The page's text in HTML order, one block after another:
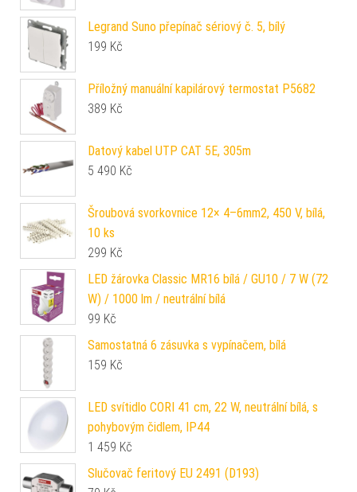
Legrand Suno přepínač sériový č. 5, bílý
199 Kč
Příložný manuální kapilárový termostat P5682
389 Kč
Datový kabel UTP CAT 5E, 305m
5 490 Kč
Šroubová svorkovnice 12× 4–6mm2, 450 V, bílá,
10 ks
299 Kč
LED žárovka Classic MR16 bílá / GU10 / 7 W (72
W) / 1000 lm / neutrální bílá
99 Kč
Samostatná 6 zásuvka s vypínačem, bílá
159 Kč
LED svítidlo CORI 41 cm, 22 W, neutrální bílá, s
pohybovým čidlem, IP44
1 459 Kč
Slučovač feritový EU 2491 (D193)